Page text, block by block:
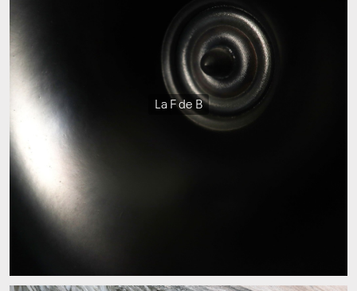
La F de B